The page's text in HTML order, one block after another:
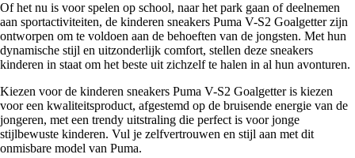
Of het nu is voor spelen op school, naar het park gaan of deelnemen
aan sportactiviteiten, de kinderen sneakers Puma V-S2 Goalgetter zijn
ontworpen om te voldoen aan de behoeften van de jongsten. Met hun
dynamische stijl en uitzonderlijk comfort, stellen deze sneakers
kinderen in staat om het beste uit zichzelf te halen in al hun avonturen.
Kiezen voor de kinderen sneakers Puma V-S2 Goalgetter is kiezen
voor een kwaliteitsproduct, afgestemd op de bruisende energie van de
jongeren, met een trendy uitstraling die perfect is voor jonge
stijlbewuste kinderen. Vul je zelfvertrouwen en stijl aan met dit
onmisbare model van Puma.